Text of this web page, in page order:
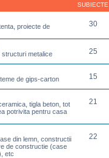
SUBIECTE
proiecte de
30
structuri metalice 25
de gips-carton 15
tigla beton, tot
potrivita pentru casa
21
din lemn, constructii
de constructie (case
etc
22